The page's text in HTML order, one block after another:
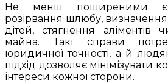
Не менш поширеними є
розірвання шлюбу,
дітей, стягнення аліментів
майна. Такі справи
юридичної точності, а й
підхід дозволяє мінімізувати
інтереси кожної сторони.